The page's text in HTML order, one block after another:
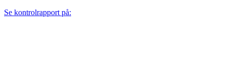
Se kontrolrapport på: